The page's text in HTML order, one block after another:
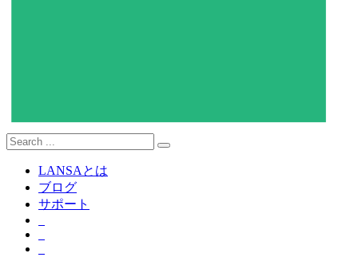
LANSAとは
ブログ
サポート